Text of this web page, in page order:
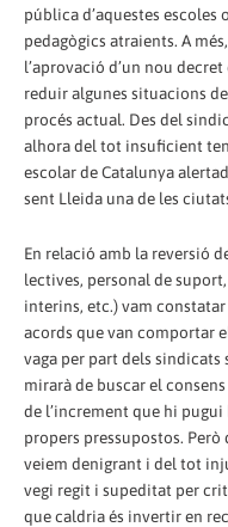
pública d’aquestes
pedagògics atraients. A
l’aprovació d’un nou
reduir algunes situacions
procés actual. Des del
alhora del tot insuficient
escolar de Catalunya
sent Lleida una de les
En relació amb la reversió
lectives, personal de
interins, etc.) vam
acords que van comportar
vaga per part dels sindicats
mirarà de buscar el
de l’increment que hi pugui
propers pressupostos. Però
veiem denigrant i del tot
vegi regit i supeditat per
que caldria és invertir en